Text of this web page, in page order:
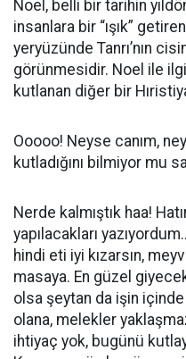
Noel, belli bir tarihin
insanlara bir “ışık” getiren
yeryüzünde Tanrı’nın
görünmesidir. Noel ile
kutlanan diğer bir
Ooooo! Neyse canım,
kutladığını bilmiyor mu
Nerde kalmıştık haa!
yapılacakları
hindi eti iyi kızarsın,
masaya. En güzel
olsa şeytan da işin
olana, melekler
ihtiyaç yok, bugünü